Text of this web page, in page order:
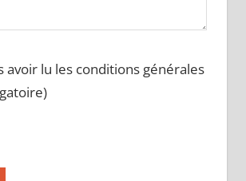
avoir lu les conditions générales